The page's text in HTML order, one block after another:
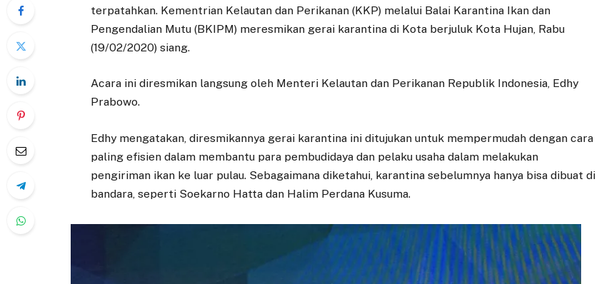
terpatahkan. Kementrian Kelautan dan Perikanan (KKP) melalui Balai Karantina Ikan dan
Pengendalian Mutu (BKIPM) meresmikan gerai karantina di Kota berjuluk Kota Hujan, Rabu
(19/02/2020) siang.
Acara ini diresmikan langsung oleh Menteri Kelautan dan Perikanan Republik Indonesia, Edhy
Prabowo.
Edhy mengatakan, diresmikannya gerai karantina ini ditujukan untuk mempermudah dengan cara
paling efisien dalam membantu para pembudidaya dan pelaku usaha dalam melakukan
pengiriman ikan ke luar pulau. Sebagaimana diketahui, karantina sebelumnya hanya bisa dibuat di
bandara, seperti Soekarno Hatta dan Halim Perdana Kusuma.